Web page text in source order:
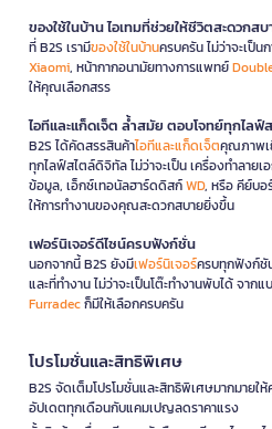
ของใช้ในบ้าน ไอเทมที่ช่วยให้ชีวิตสะดวกส
ที่ B2S เรามีของใช้ในบ้านครบครัน ไม่ว่าจะเป็น
Xiaomi, หน้ากากอนามัยทางการแพทย์
ให้คุณเลือกสรร
ไอทีและแก็ดเจ็ต ล้ำสมัย ตอบโจทย์ทุกไลฟ์
B2S ได้คัดสรรสินค้าไอทีและแก็ดเจ็ตคุณภาพเ
ทุกไลฟ์สไตล์ดิจิทัล ไม่ว่าจะเป็น เครื่องทำลายเ
ข้อมูล, เอ็กซ์เทอนัลฮาร์ดดิสก์WD, หรือ คีย์บอ
ให้การทำงานของคุณสะดวกสบายยิ่งขึ้น
เฟอร์นิเจอร์ดีไซน์ครบฟังก์ชั่น
นอกจากนี้ B2S ยังมีเฟอร์นิเจอร์ครบทุกฟังก์ชั
และที่ทำงาน ไม่ว่าจะเป็นโต๊ะทำงานพับได้ จาก
Furradecก็มีให้เลือกครบครัน
โปรโมชั่นและสิทธิพิเศษ
B2S จัดเต็มโปรโมชั่นและสิทธิพิเศษมากมาย
อัปเดตทุกเดือนกับแคมเปญลดราคาแรง